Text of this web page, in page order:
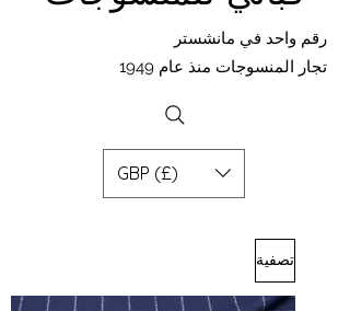
GBP (£)
رقم واحد في مانشستر
تجار المنسوجات منذ عام 1949
تصفية